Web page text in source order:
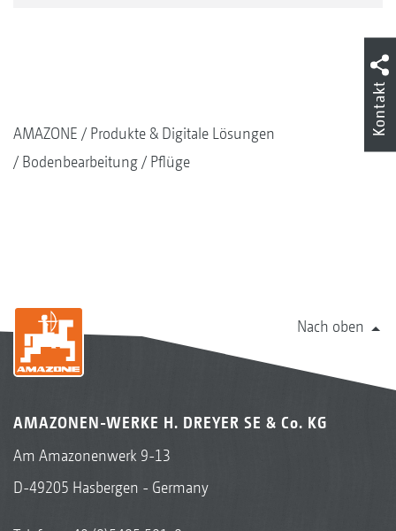
AMAZONE
Produkte & Digitale Lösungen
Bodenbearbeitung
Pflüge
Nach oben
AMAZONEN-WERKE H. DREYER SE & Co. KG
Am Amazonenwerk 9-13
D-49205 Hasbergen - Germany
Kontakt